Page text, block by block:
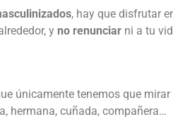
, hay que disfrutar
y no renunciar ni a tu
únicamente tenemos que mirar
hermana, cuñada, compañera…